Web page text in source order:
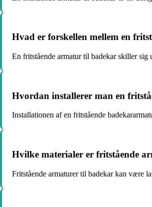
Hvad er forskellen mellem en
En fritstående armatur til badekar skiller
Hvordan installerer man en
Installationen af en fritstående
Hvilke materialer er fritstående
Fritstående armaturer til badekar kan være